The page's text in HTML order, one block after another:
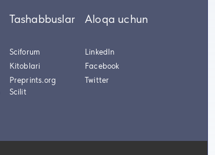
Tashabbuslar
Sciforum
Kitoblari
Preprints.org
Scilit
Aloqa uchun
LinkedIn
Facebook
Twitter